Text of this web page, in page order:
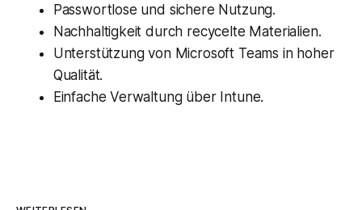
Passwortlose und sichere Nutzung.
Nachhaltigkeit durch recycelte Materialien.
Unterstützung von Microsoft Teams in hoher
Qualität.
Einfache Verwaltung über Intune.